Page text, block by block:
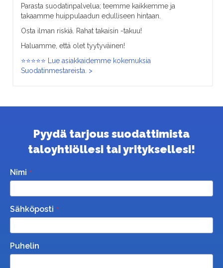
Parasta suodatinpalvelua; teemme kaikkemme ja
takaamme huippulaadun edulliseen hintaan.
Osta ilman riskiä. Rahat takaisin -takuu!
Haluamme, että olet tyytyväinen!
⭐⭐⭐⭐⭐ Lue asiakkaidemme kokemuksia
Suodatinmestareista. >
Pyydä tarjous suodattimista
taloyhtiöllesi tai yrityksellesi!
Nimi
Sähköposti
Puhelin